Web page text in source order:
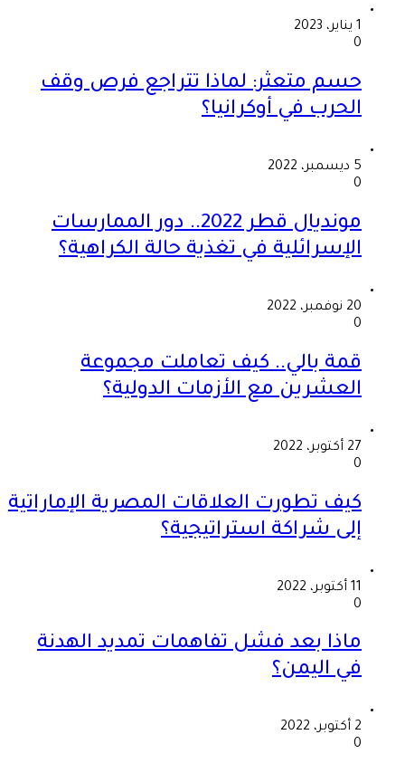
1 يناير، 2023
0
حسم متعثر: لماذا تتراجع فرص وقف
الحرب في أوكرانيا؟
5 ديسمبر، 2022
0
مونديال قطر 2022.. دور الممارسات
الإسرائلية في تغذية حالة الكراهية؟
20 نوفمبر، 2022
0
قمة بالي.. كيف تعاملت مجموعة
العشرين مع الأزمات الدولية؟
27 أكتوبر، 2022
0
كيف تطورت العلاقات المصرية الإماراتية
إلى شراكة استراتيجية؟
11 أكتوبر، 2022
0
ماذا بعد فشل تفاهمات تمديد الهدنة
في اليمن؟
2 أكتوبر، 2022
0